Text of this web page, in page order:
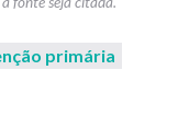
primária